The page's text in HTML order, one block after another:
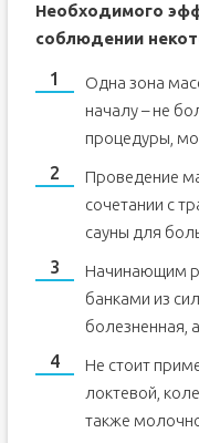
Необходимого
соблюдении
Одна зона
началу – не
процедуры,
Проведение
сочетании с
сауны для
Начинающим
банками из
болезненная,
Не стоит
локтевой,
также